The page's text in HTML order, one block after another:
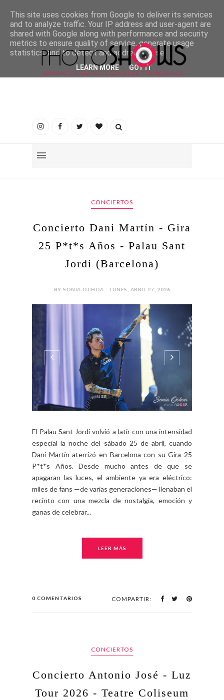
CONCIERTOS
Concierto Dani Martín - Gira
25 P*t*s Años - Palau Sant
Jordi (Barcelona)
BY SONIA OCHOA - LUNES, ABRIL 27, 2026
El Palau Sant Jordi volvió a latir con una intensidad
especial la noche del sábado 25 de abril, cuando
Dani Martín aterrizó en Barcelona con su Gira 25
P*t*s Años. Desde mucho antes de que se
apagaran las luces, el ambiente ya era eléctrico:
miles de fans —de varias generaciones— llenaban el
recinto con una mezcla de nostalgia, emoción y
ganas de celebrar...
LEER MÁS
0 COMENTARIOS COMPARTIR:
CONCIERTOS
Concierto Antonio José - Luz
Tour 2026 - Teatre Coliseum
This site uses cookies from Google to deliver its services
and to analyze traffic. Your IP address and user-agent are
shared with Google along with performance and security
metrics to ensure quality of service, generate usage
statistics, and to detect and address abuse.
LEARN MORE GOT IT